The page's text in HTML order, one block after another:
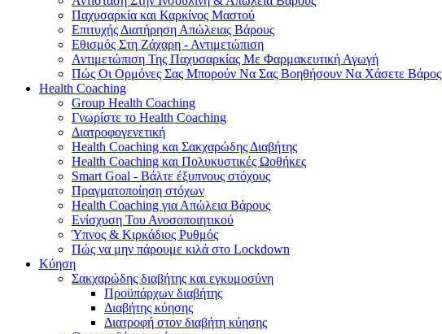
Παχυσαρκία και Καρκίνος Μαστού
Επιτυχής Διατήρηση Απώλειας Βάρους
Εθισμός Στη Ζάχαρη - Αντιμετώπιση
Αντιμετώπιση Της Παχυσαρκίας Με Φαρμακευτική Αγωγή
Πώς Οι Ορμόνες Σας Μπορούν Να Σας Βοηθήσουν Να Χάσετε Βάρος
Health Coaching
Group Health Coaching
Γνωρίστε το Health Coaching
Διατροφογενετική
Health Coaching και Σακχαρώδης Διαβήτης
Health Coaching και Πολυκυστικές Ωοθήκες
Smart Goal - Βάλτε έξυπνους στόχους
Πραγματοποίηση στόχων
Health Coaching για Απώλεια Βάρους
Ενίσχυση Του Ανοσοποιητικού
Ύπνος & Κιρκάδιος Ρυθμός
Πώς να μην πάρουμε κιλά στο Lockdown
Κύηση
Σακχαρώδης διαβήτης και εγκυμοσύνη
Προϋπάρχων διαβήτης
Διαβήτης κύησης
Διατροφή στον διαβήτη κύησης